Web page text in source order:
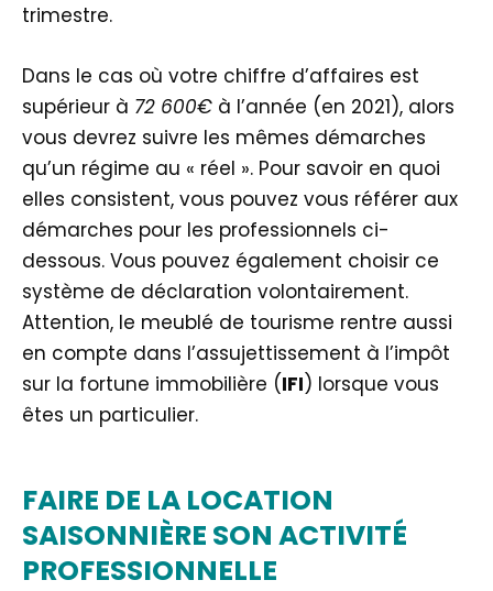
trimestre.
Dans le cas où votre chiffre d’affaires est
supérieur à 72 600€ à l’année (en 2021), alors
vous devrez suivre les mêmes démarches
qu’un régime au « réel ». Pour savoir en quoi
elles consistent, vous pouvez vous référer aux
démarches pour les professionnels ci-
dessous. Vous pouvez également choisir ce
système de déclaration volontairement.
Attention, le meublé de tourisme rentre aussi
en compte dans l’assujettissement à l’impôt
sur la fortune immobilière (IFI) lorsque vous
êtes un particulier.
FAIRE DE LA LOCATION
SAISONNIÈRE SON ACTIVITÉ
PROFESSIONNELLE